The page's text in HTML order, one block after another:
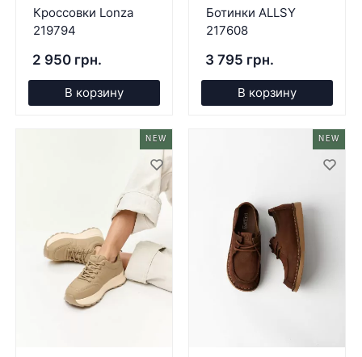
Кроссовки Lonza
219794
2 950 грн.
В корзину
Ботинки ALLSY
217608
3 795 грн.
В корзину
NEW NEW